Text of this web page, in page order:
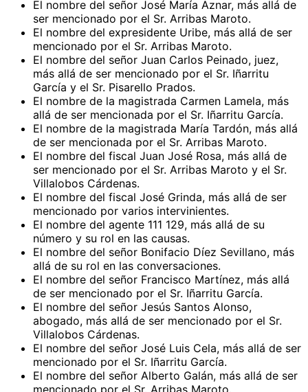
El nombre del señor José María Aznar, más allá de
ser mencionado por el Sr. Arribas Maroto.
El nombre del expresidente Uribe, más allá de ser
mencionado por el Sr. Arribas Maroto.
El nombre del señor Juan Carlos Peinado, juez,
más allá de ser mencionado por el Sr. Iñarritu
García y el Sr. Pisarello Prados.
El nombre de la magistrada Carmen Lamela, más
allá de ser mencionada por el Sr. Iñarritu García.
El nombre de la magistrada María Tardón, más allá
de ser mencionada por el Sr. Arribas Maroto.
El nombre del fiscal Juan José Rosa, más allá de
ser mencionado por el Sr. Arribas Maroto y el Sr.
Villalobos Cárdenas.
El nombre del fiscal José Grinda, más allá de ser
mencionado por varios intervinientes.
El nombre del agente 111 129, más allá de su
número y su rol en las causas.
El nombre del señor Bonifacio Díez Sevillano, más
allá de su rol en las conversaciones.
El nombre del señor Francisco Martínez, más allá
de ser mencionado por el Sr. Iñarritu García.
El nombre del señor Jesús Santos Alonso,
abogado, más allá de ser mencionado por el Sr.
Villalobos Cárdenas.
El nombre del señor José Luis Cela, más allá de ser
mencionado por el Sr. Iñarritu García.
El nombre del señor Alberto Galán, más allá de ser
mencionado por el Sr. Arribas Maroto.